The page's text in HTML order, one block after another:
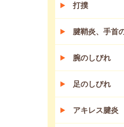
打撲
腱鞘炎、手首
腕のしびれ
足のしびれ
アキレス腱炎